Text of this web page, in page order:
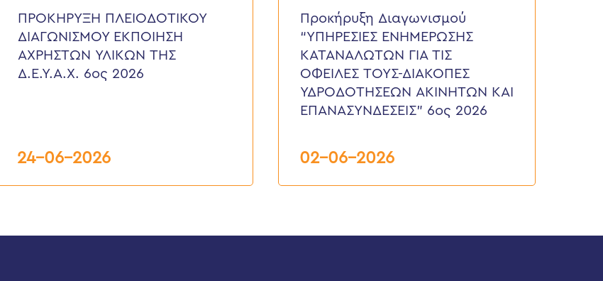
ΕΚΠΟΙΗΣΗ
ΑΧΡΗΣΤΩΝ
ΥΛΙΚΩΝ
Δ.Ε.Υ.Α.Χ.
ΠΡΟΚΗΡΥΞΗ ΠΛΕΙΟΔΟΤΙΚΟΥ
ΔΙΑΓΩΝΙΣΜΟΥ ΕΚΠΟΙΗΣΗ
ΑΧΡΗΣΤΩΝ ΥΛΙΚΩΝ ΤΗΣ
Δ.Ε.Υ.Α.Χ. 6ος 2026
24-06-2026
ΕΝΗΜΕΡΩΣΗΣ
ΚΑΤΑΝΑΛΩΤΩΝ
ΟΦΕΙΛΕΣ
ΤΟΥΣ-
ΔΙΑΚΟΠΕΣ
ΑΚΙΝΗΤΩΝ
2026
Προκήρυξη Διαγωνισμού
“ΥΠΗΡΕΣΙΕΣ ΕΝΗΜΕΡΩΣΗΣ
ΚΑΤΑΝΑΛΩΤΩΝ ΓΙΑ ΤΙΣ
ΟΦΕΙΛΕΣ ΤΟΥΣ-ΔΙΑΚΟΠΕΣ
ΥΔΡΟΔΟΤΗΣΕΩΝ ΑΚΙΝΗΤΩΝ ΚΑΙ
ΕΠΑΝΑΣΥΝΔΕΣΕΙΣ” 6ος 2026
02-06-2026